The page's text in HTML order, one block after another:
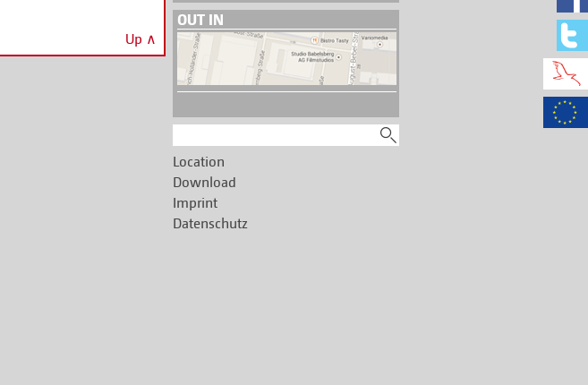
OUT IN
Location
Download
Imprint
Datenschutz
Up ∧